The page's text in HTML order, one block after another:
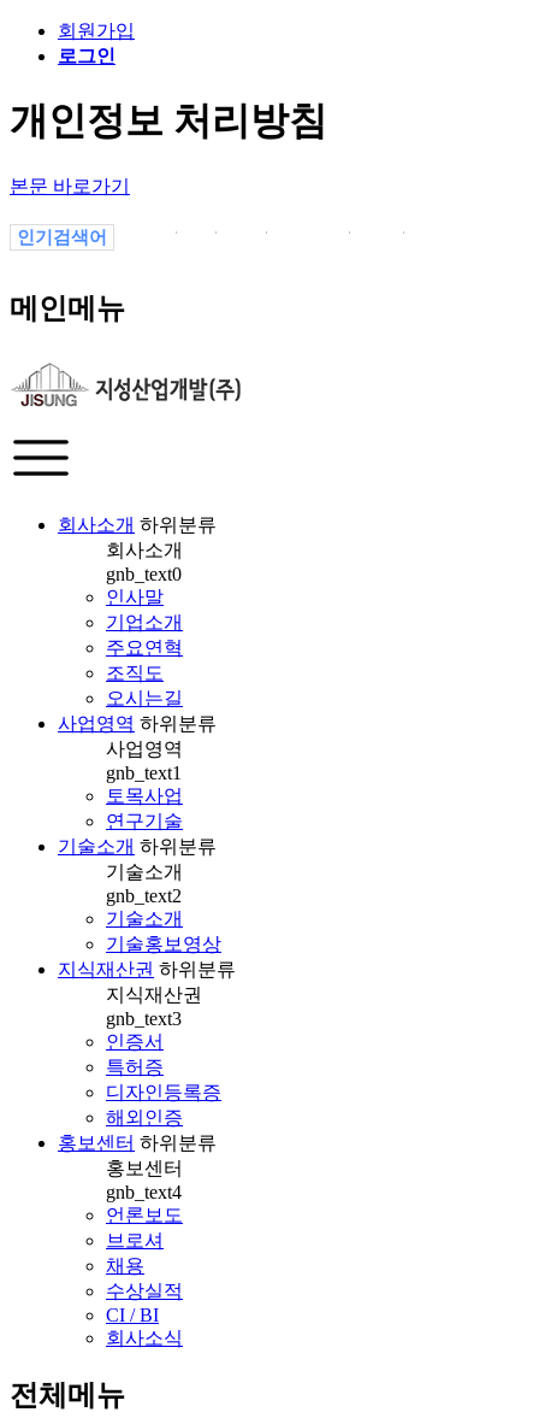
회원가입
로그인
개인정보 처리방침
본문 바로가기
인기검색어
메인메뉴
회사소개 하위분류
회사소개
gnb_text0
인사말
기업소개
주요연혁
조직도
오시는길
사업영역 하위분류
사업영역
gnb_text1
토목사업
연구기술
기술소개 하위분류
기술소개
gnb_text2
기술소개
기술홍보영상
지식재산권 하위분류
지식재산권
gnb_text3
인증서
특허증
디자인등록증
해외인증
홍보센터 하위분류
홍보센터
gnb_text4
언론보도
브로셔
채용
수상실적
CI / BI
회사소식
전체메뉴